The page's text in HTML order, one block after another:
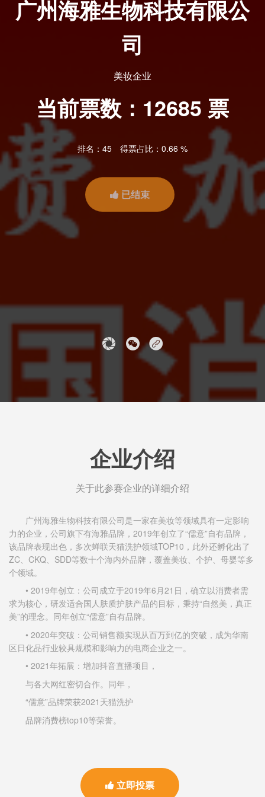
广州海雅生物科技有限公
司
美妆企业
当前票数： 12685 票
排名：45 得票占比：0.66 %
已结束
企业介绍
关于此参赛企业的详细介绍
广州海雅生物科技有限公司是一家在美妆等领域具有一定影响
力的企业，公司旗下有海雅品牌，2019年创立了“儒意”自有品牌，
该品牌表现出色，多次蝉联天猫洗护领域TOP10，此外还孵化出了
ZC、CKQ、SDD等数十个海内外品牌，覆盖美妆、个护、母婴等多
个领域。
• 2019年创立：公司成立于2019年6月21日，确立以消费者需
求为核心，研发适合国人肤质护肤产品的目标，秉持“自然美，真正
美”的理念。同年创立“儒意”自有品牌。
• 2020年突破：公司销售额实现从百万到亿的突破，成为华南
区日化品行业较具规模和影响力的电商企业之一。
• 2021年拓展：增加抖音直播项目，
与各大网红密切合作。同年，
“儒意”品牌荣获2021天猫洗护
品牌消费榜top10等荣誉。
立即投票